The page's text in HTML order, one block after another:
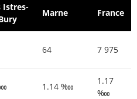
Istres-
Marne France
64 7 975
1.14 ‱
1.17
‱